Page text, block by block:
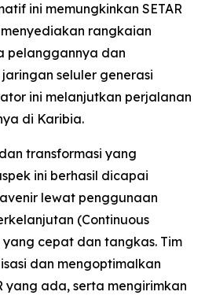
ini memungkinkan SETAR
rangkaian
pelanggannya dan
seluler generasi
ini melanjutkan perjalanan
di Karibia.
transformasi yang
ini berhasil dicapai
lewat penggunaan
(Continuous
cepat dan tangkas. Tim
dan mengoptimalkan
yang ada, serta mengirimkan